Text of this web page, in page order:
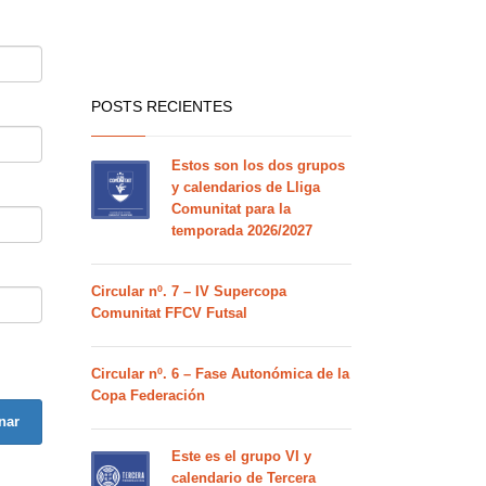
POSTS RECIENTES
Estos son los dos grupos
y calendarios de Lliga
Comunitat para la
temporada 2026/2027
Circular nº. 7 – IV Supercopa
Comunitat FFCV Futsal
Circular nº. 6 – Fase Autonómica de la
Copa Federación
Este es el grupo VI y
calendario de Tercera